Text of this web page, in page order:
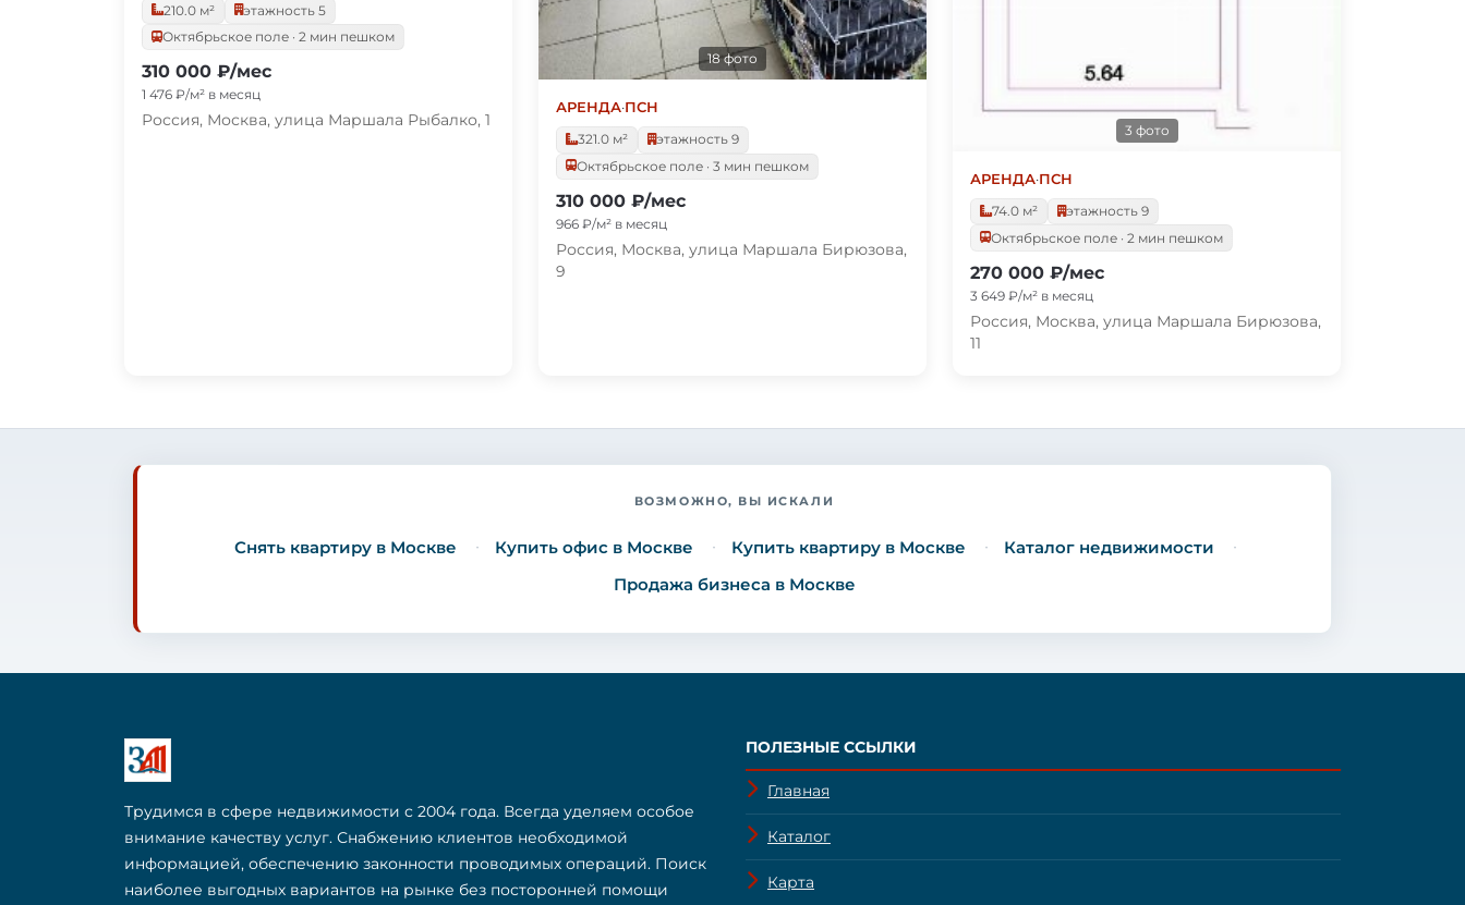
210.0 м²
этажность 5
Октябрьское поле · 2 мин пешком
310 000 ₽/мес
1 476 ₽/м² в месяц
Россия, Москва, улица Маршала Рыбалко, 1
18 фото
АРЕНДА·ПСН
321.0 м²
этажность 9
Октябрьское поле · 3 мин пешком
310 000 ₽/мес
966 ₽/м² в месяц
Россия, Москва, улица Маршала Бирюзова,
9
3 фото
АРЕНДА·ПСН
74.0 м²
этажность 9
Октябрьское поле · 2 мин пешком
270 000 ₽/мес
3 649 ₽/м² в месяц
Россия, Москва, улица Маршала Бирюзова,
11
ВОЗМОЖНО, ВЫ ИСКАЛИ
Снять квартиру в Москве Купить офис в Москве Купить квартиру в Москве
Каталог недвижимости
Продажа бизнеса в Москве
Трудимся в сфере недвижимости с 2004 года. Всегда уделяем особое
внимание качеству услуг. Снабжению клиентов необходимой
информацией, обеспечению законности проводимых операций. Поиск
наиболее выгодных вариантов на рынке без посторонней помощи
ПОЛЕЗНЫЕ ССЫЛКИ
Главная
Каталог
Карта